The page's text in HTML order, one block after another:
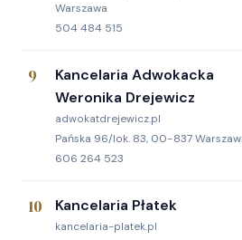
Warszawa
504 484 515
9
Kancelaria Adwokacka
Weronika Drejewicz
adwokatdrejewicz.pl
Pańska 96/lok. 83, 00-837
606 264 523
10 Kancelaria Płatek
kancelaria-platek.pl